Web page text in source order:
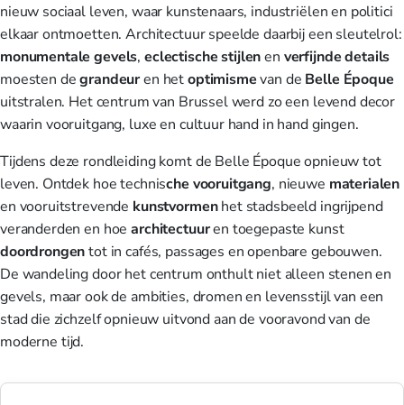
nieuw sociaal leven, waar kunstenaars, industriëlen en politici
elkaar ontmoetten. Architectuur speelde daarbij een sleutelrol:
monumentale gevels,eclectische stijlenen verfijnde details
moesten degrandeuren hetoptimismevan de Belle Époque
uitstralen. Het centrum van Brussel werd zo een levend decor
waarin vooruitgang, luxe en cultuur hand in hand gingen.
Tijdens deze rondleiding komt de Belle Époque opnieuw tot
leven. Ontdek hoe technische vooruitgang, nieuwe materialen
en vooruitstrevende kunstvormenhet stadsbeeld ingrijpend
veranderden en hoearchitectuuren toegepaste kunst
doordrongentot in cafés, passages en openbare gebouwen.
De wandeling door het centrum onthult niet alleen stenen en
gevels, maar ook de ambities, dromen en levensstijl van een
stad die zichzelf opnieuw uitvond aan de vooravond van de
moderne tijd.